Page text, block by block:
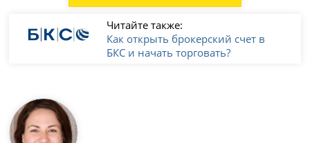
Читайте также:
Как открыть брокерский счет в
БКС и начать торговать?